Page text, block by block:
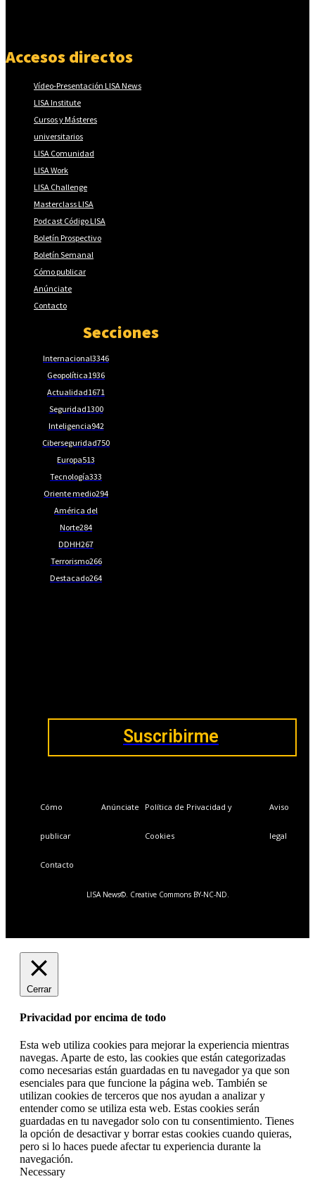
Accesos directos
Vídeo-Presentación LISA News
LISA Institute
Cursos y Másteres
universitarios
LISA Comunidad
LISA Work
LISA Challenge
Masterclass LISA
Podcast Código LISA
Boletín Prospectivo
Boletín Semanal
Cómo publicar
Anúnciate
Contacto
Secciones
Internacional3346
Geopolítica1936
Actualidad1671
Seguridad1300
Inteligencia942
Ciberseguridad750
Europa513
Tecnología333
Oriente medio294
América del
Norte284
DDHH267
Terrorismo266
Destacado264
Suscribirme
Cómo
publicar
Anúnciate Política de Privacidad y
Cookies
Aviso
legal
Contacto
LISA News©. Creative Commons BY-NC-ND.
Cerrar
Privacidad por encima de todo
Esta web utiliza cookies para mejorar la experiencia mientras
navegas. Aparte de esto, las cookies que están categorizadas
como necesarias están guardadas en tu navegador ya que son
esenciales para que funcione la página web. También se
utilizan cookies de terceros que nos ayudan a analizar y
entender como se utiliza esta web. Estas cookies serán
guardadas en tu navegador solo con tu consentimiento. Tienes
la opción de desactivar y borrar estas cookies cuando quieras,
pero si lo haces puede afectar tu experiencia durante la
navegación.
Necessary